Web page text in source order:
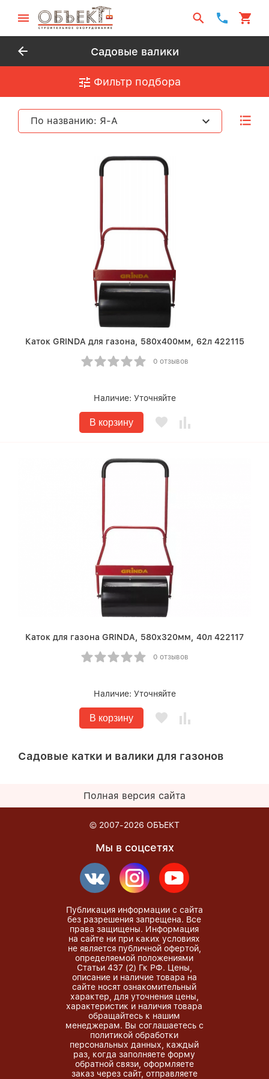
Садовые валики
Фильтр подбора
По названию: Я-А
Каток GRINDA для газона, 580х400мм, 62л 422115
0 отзывов
Наличие: Уточняйте
В корзину
Каток для газона GRINDA, 580х320мм, 40л 422117
0 отзывов
Наличие: Уточняйте
В корзину
Садовые катки и валики для газонов
Полная версия сайта
© 2007-2026 ОБЪЕКТ
Мы в соцсетях
Публикация информации с сайта
без разрешения запрещена. Все
права защищены. Информация
на сайте ни при каких условиях
не является публичной офертой,
определяемой положениями
Статьи 437 (2) Гк РФ. Цены,
описание и наличие товара на
сайте носят ознакомительный
характер, для уточнения цены,
характеристик и наличия товара
обращайтесь к нашим
менеджерам. Вы соглашаетесь с
политикой обработки
персональных данных, каждый
раз, когда заполняете форму
обратной связи, оформляете
заказ через сайт, отправляете